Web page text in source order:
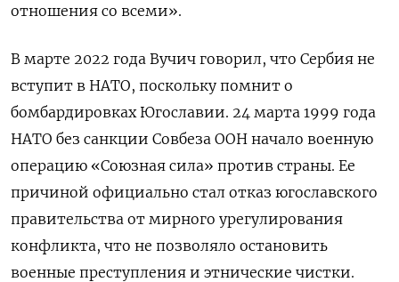
отношения со всеми».
В марте 2022 года Вучич говорил, что Сербия не
вступит в НАТО, поскольку помнит о
бомбардировках Югославии. 24 марта 1999 года
НАТО без санкции Совбеза ООН начало военную
операцию «Союзная сила» против страны. Ее
причиной официально стал отказ югославского
правительства от мирного урегулирования
конфликта, что не позволяло остановить
военные преступления и этнические чистки.